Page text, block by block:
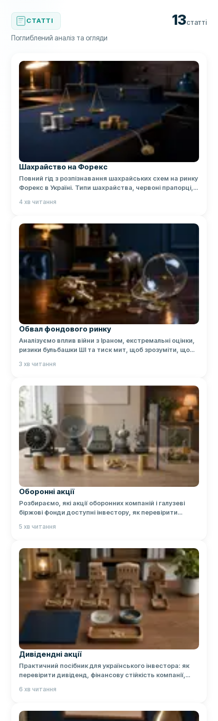
СТАТТІ 13статті
Поглиблений аналіз та огляди
Шахрайство на Форекс
Повний гід з розпізнавання шахрайських схем на ринку
Форекс в Україні. Типи шахрайства, червоні прапорці,
щодо захисту коштів.
4 хв читання
Обвал фондового ринку
Аналізуємо вплив війни з Іраном, екстремальні оцінки,
ризики бульбашки ШІ та тиск мит, щоб зрозуміти, що
3 хв читання
Оборонні акції
Розбираємо, які акції оборонних компаній і галузеві
біржові фонди доступні інвестору, як перевірити
5 хв читання
Дивідендні акції
Практичний посібник для українського інвестора: як
перевірити дивіденд, фінансову стійкість компанії,
6 хв читання